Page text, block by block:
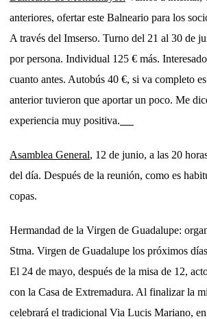
anteriores, ofertar este Balneario para los
A través del Imserso. Turno del 21 al 30 de
por persona. Individual 125 € más.
cuanto antes. Autobús 40 €, si va completo
anterior tuvieron que aportar un poco. Me
experiencia muy positiva.
Asamblea General, 12 de junio, a las 20
del día. Después de la reunión, como es
copas.
Hermandad de la Virgen de Guadalupe:
Stma. Virgen de Guadalupe los próximos
El 24 de mayo, después de la misa de 12,
con la Casa de Extremadura. Al finalizar la
celebrará el tradicional Via Lucis Mariano,